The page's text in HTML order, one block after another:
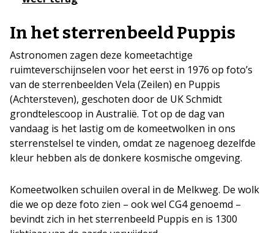
In het sterrenbeeld Puppis
Astronomen zagen deze komeetachtige
ruimteverschijnselen voor het eerst in 1976 op foto’s
van de sterrenbeelden Vela (Zeilen) en Puppis
(Achtersteven), geschoten door de UK Schmidt
grondtelescoop in Australië. Tot op de dag van
vandaag is het lastig om de komeetwolken in ons
sterrenstelsel te vinden, omdat ze nagenoeg dezelfde
kleur hebben als de donkere kosmische omgeving.
Komeetwolken schuilen overal in de Melkweg. De wolk
die we op deze foto zien – ook wel CG4 genoemd –
bevindt zich in het sterrenbeeld Puppis en is 1300